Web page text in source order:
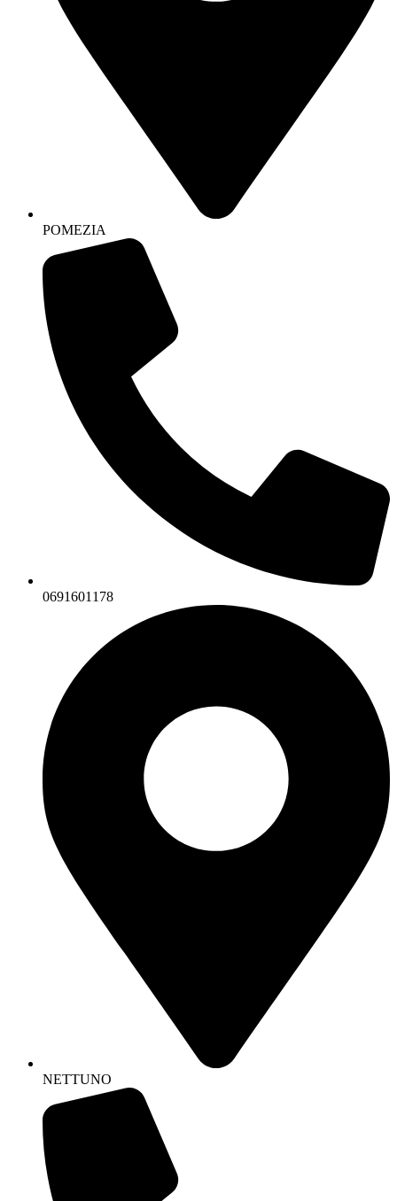
POMEZIA
0691601178
NETTUNO